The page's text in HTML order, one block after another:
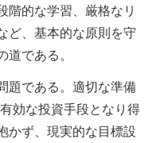
階的な学習、厳格なリ
ど、基本的な原則を守
である。
題である。適切な準備
効な投資手段となり得
かず、現実的な目標設